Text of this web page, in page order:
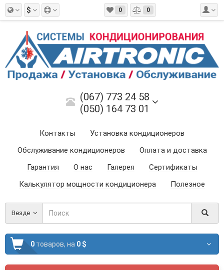
$ 0 0
(067) 773 24 58
(050) 164 73 01
Контакты
Установка кондиционеров
Обслуживание кондиционеров
Оплата и доставка
Гарантия
О нас Галерея
Сертификаты
Калькулятор мощности кондиционера
Полезное
Везде
0 товаров, на 0 $